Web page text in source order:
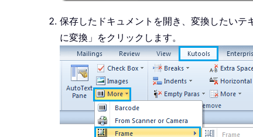
保存したドキュメントを開き、変換したい
に変換」をクリックします。